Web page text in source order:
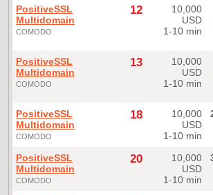
PositiveSSL
Multidomain
COMODO
12
10,000
USD
1-10 min
PositiveSSL
Multidomain
COMODO
13
10,000
USD
1-10 min
PositiveSSL
Multidomain
COMODO
18
10,000
USD
1-10 min
PositiveSSL
Multidomain
COMODO
20
10,000
USD
1-10 min